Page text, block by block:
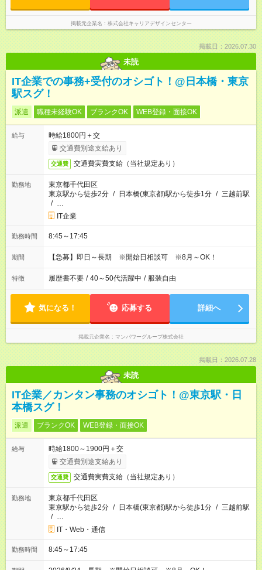
掲載元企業名 株式会社キャリアデザインセンター
掲載日：2026.07.30
未読
IT企業での事務+受付のオシゴト！@日本橋・東京
駅スグ！
派遣 職種未経験OK ブランクOK WEB登録・面接OK
給与
時給1800円＋交
交通費別途支給あり
交通費 交通費実費支給（当社規定あり）
勤務地
東京都千代田区
東京駅から徒歩2分 / 日本橋(東京都)駅から徒歩1分 / 三越前駅
/ …
IT企業
勤務時間 8:45～17:45
期間 【急募】即日～長期 ※開始日相談可 ※8月～OK！
特徴 履歴書不要 / 40～50代活躍中 / 服装自由
気になる！ 応募する 詳細へ
掲載元企業名 マンパワーグループ株式会社
掲載日：2026.07.28
未読
IT企業／カンタン事務のオシゴト！@東京駅・日
本橋スグ！
派遣 ブランクOK WEB登録・面接OK
給与
時給1800～1900円＋交
交通費別途支給あり
交通費 交通費実費支給（当社規定あり）
勤務地
東京都千代田区
東京駅から徒歩2分 / 日本橋(東京都)駅から徒歩1分 / 三越前駅
/ …
IT・Web・通信
勤務時間 8:45～17:45